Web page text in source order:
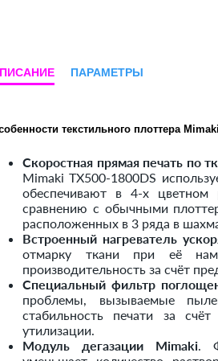
ПАРАМЕТРЫ
текстильного плоттера
Скоростная прямая печать по
Mimaki TX500-1800DS
обеспечивают в 4-х цветном
сравнению с обычными
расположенных в 3 ряда в
Встроенный нагреватель
отмарку ткани при её
производительность за счёт
Специальный фильтр
проблемы, вызываемые
стабильность печати за
утилизации.
Модуль дегазации Mimaki.